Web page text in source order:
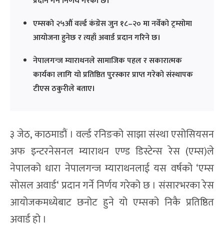
एम्सको २५औं वर्ल्ड कंग्रेस जुन १८–२० मा नर्वेको ट्रम्सोमा
आयोजना हुनेछ र त्यहाँ अवार्ड प्रदान गरिने छ।
नेपालगन्ज म्याराथनले सामाजिक पहल र सकारात्मक
कार्यका लागि यो प्रतिष्ठित पुरस्कार प्राप्त गरेको संस्थापक
टीएस ठकुरीले बताए।
३ जेठ, काठमाडौं । वर्ल्ड रनिङको साझा संस्था एसोसियसन
अफ इन्टरनेसनल म्याराथन एण्ड डिस्टेन्स रेस (एम्स)ले
नेपालको धारा नेपालगन्ज म्याराथनलाई यस वर्षको ‘एम्स
सोसल अवार्ड‘ प्रदान गर्ने निर्णय गरेको छ । संसारभरका रेस
आयोजकमध्येबाट छनोट हुने यो एम्सको निकै प्रतिष्ठित
अवार्ड हो ।